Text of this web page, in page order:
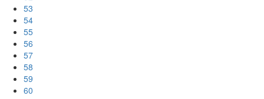
53
54
55
56
57
58
59
60